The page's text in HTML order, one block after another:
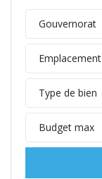
Gouvernorat
Emplacement
Type de bien
Budget max